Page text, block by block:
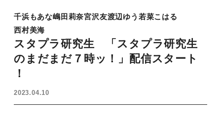
千浜もあな嶋田莉奈宮沢友渡辺ゆう 若菜こはる
西村美海
スタプラ研究生 「スタプラ研究生
のまだまだ７時ッ！」配信スタート
！
2023.04.10